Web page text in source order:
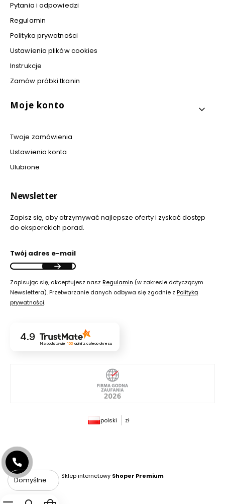
Domyślne
Pytania i odpowiedzi
Regulamin
Polityka prywatności
Ustawienia plików cookies
Instrukcje
Zamów próbki tkanin
Moje konto
Twoje zamówienia
Ustawienia konta
Ulubione
Newsletter
Zapisz się, aby otrzymywać najlepsze oferty i zyskać dostęp
do eksperckich porad.
Twój adres e-mail
Zapisując się, akceptujesz nasz Regulamin (w zakresie dotyczącym
Newslettera). Przetwarzanie danych odbywa się zgodnie z Polityką
prywatności.
4.9
Na podstawie 103 opinii z całego okresu
polski zł
Sklep internetowy Shoper Premium